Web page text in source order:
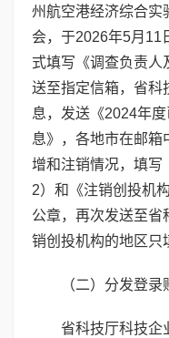
州航空港经济综合实
会，于2026年5月11
式填写《调查负责人
送至指定信箱，省科
息，发送《2024年
息》，各地市在邮箱
增和注销情况，填写
2）和《注销创投机
公章，再次发送至省
销创投机构的地区只
（二）分发登
省科技厅科技企